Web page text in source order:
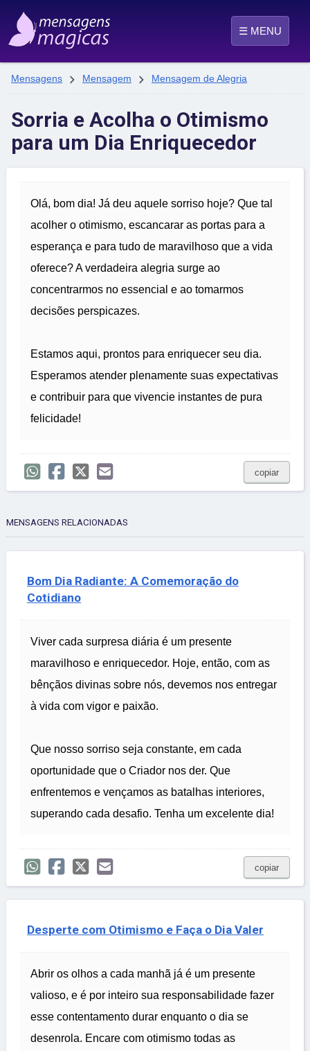
☰ MENU
Mensagens  Mensagem  Mensagem de Alegria
Sorria e Acolha o Otimismo
para um Dia Enriquecedor
Olá, bom dia! Já deu aquele sorriso hoje? Que tal
acolher o otimismo, escancarar as portas para a
esperança e para tudo de maravilhoso que a vida
oferece? A verdadeira alegria surge ao
concentrarmos no essencial e ao tomarmos
decisões perspicazes.
Estamos aqui, prontos para enriquecer seu dia.
Esperamos atender plenamente suas expectativas
e contribuir para que vivencie instantes de pura
felicidade!
copiar
MENSAGENS RELACIONADAS
Bom Dia Radiante: A Comemoração do
Cotidiano
Viver cada surpresa diária é um presente
maravilhoso e enriquecedor. Hoje, então, com as
bênçãos divinas sobre nós, devemos nos entregar
à vida com vigor e paixão.
Que nosso sorriso seja constante, em cada
oportunidade que o Criador nos der. Que
enfrentemos e vençamos as batalhas interiores,
superando cada desafio. Tenha um excelente dia!
copiar
Desperte com Otimismo e Faça o Dia Valer
Abrir os olhos a cada manhã já é um presente
valioso, e é por inteiro sua responsabilidade fazer
esse contentamento durar enquanto o dia se
desenrola. Encare com otimismo todas as